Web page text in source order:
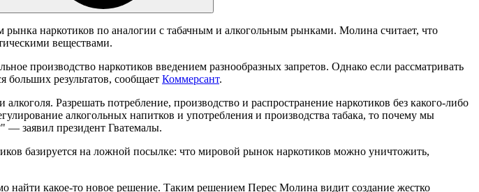
рынка наркотиков по аналогии с табачным и алкогольным рынками. Молина считает, что
веществами.
производство наркотиков введением разнообразных запретов. Однако если рассматривать
больших результатов, сообщает Коммерсант.
Разрешать потребление, производство и распространение наркотиков без какого-либо
алкогольных напитков и употребления и производства табака, то почему мы
— заявил президент Гватемалы.
базируется на ложной посылке: что мировой рынок наркотиков можно уничтожить,
найти какое-то новое решение. Таким решением Перес Молина видит создание жестко